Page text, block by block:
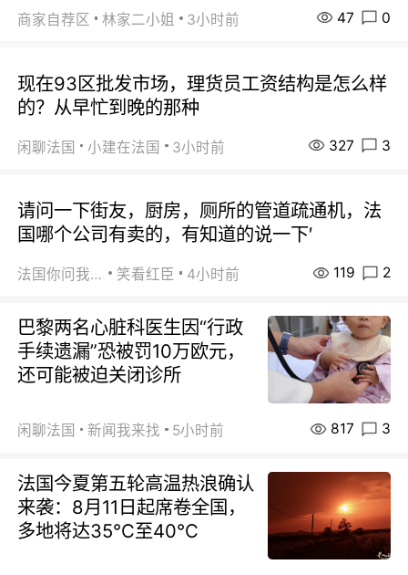
商家自荐区 林家二小姐 3小时前 47 0
现在93区批发市场，理货员工资结构是怎么样
的？从早忙到晚的那种
闲聊法国 小建在法国 3小时前 327 3
请问一下街友，厨房，厕所的管道疏通机，法
国哪个公司有卖的，有知道的说一下′
法国你问我答 笑看红臣 4小时前 119 2
巴黎两名心脏科医生因“行政
手续遗漏”恐被罚10万欧元，
还可能被迫关闭诊所
闲聊法国 新闻我来找 5小时前 817 3
法国今夏第五轮高温热浪确认
来袭：8月11日起席卷全国，
多地将达35℃至40℃